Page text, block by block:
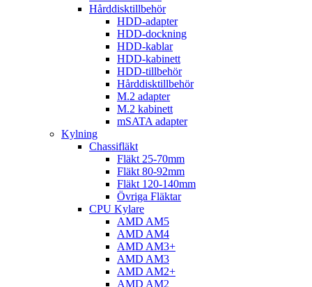
Hårddisktillbehör
HDD-adapter
HDD-dockning
HDD-kablar
HDD-kabinett
HDD-tillbehör
Hårddisktillbehör
M.2 adapter
M.2 kabinett
mSATA adapter
Kylning
Chassifläkt
Fläkt 25-70mm
Fläkt 80-92mm
Fläkt 120-140mm
Övriga Fläktar
CPU Kylare
AMD AM5
AMD AM4
AMD AM3+
AMD AM3
AMD AM2+
AMD AM2